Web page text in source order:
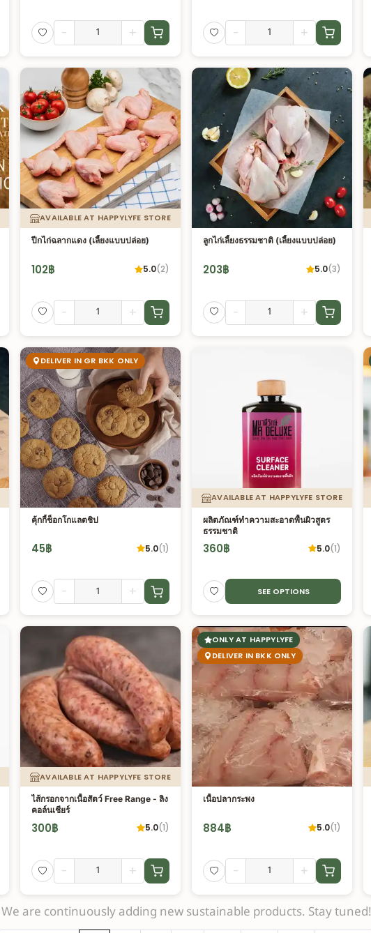
- + - +
AVAILABLE AT HAPPYLYFE STORE
ปีกไก่ฉลากแดง (เลี้ยงแบบปล่อย)
102฿ 5.0(2)
- +
ลูกไก่เลี้ยงธรรมชาติ (เลี้ยงแบบปล่อย)
203฿ 5.0(3)
- +
DELIVER IN GR BKK ONLY
คุ้กกี้ช็อกโกแลตชิป
45฿ 5.0(1)
- +
AVAILABLE AT HAPPYLYFE STORE
ผลิตภัณฑ์ทำความสะอาดพื้นผิวสูตร
ธรรมชาติ
360฿ 5.0(1)
SEE OPTIONS
AVAILABLE AT HAPPYLYFE STORE
ไส้กรอกจากเนื้อสัตว์ Free Range - ลิง
คอล์นเชียร์
300฿ 5.0(1)
- +
ONLY AT HAPPYLYFE
DELIVER IN BKK ONLY
เนื้อปลากระพง
884฿ 5.0(1)
- +
We are continuously adding new sustainable products. Stay tuned!